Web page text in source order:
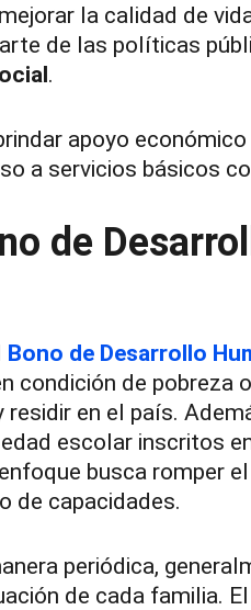
la calidad de
de las políticas
.
apoyo
a servicios básicos
de
Bono de Desarrollo
condición de pobreza
residir en el país.
escolar inscritos
busca romper
de capacidades.
periódica,
de cada familia.